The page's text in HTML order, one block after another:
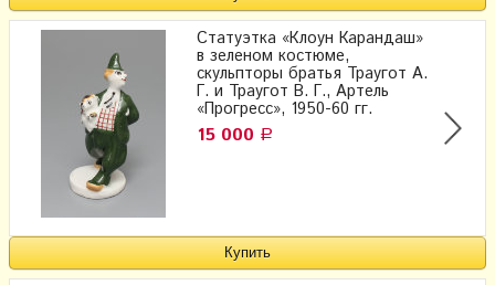
Статуэтка «Клоун Карандаш»
в зеленом костюме,
скульпторы братья Траугот А.
Г. и Траугот В. Г., Артель
«Прогресс», 1950-60 гг.
15 000 Р